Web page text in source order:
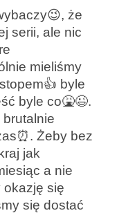
że
serii, ale nic
mieliśmy
byle
byle co🤮😉.
Żeby bez
jak
a nie
okazję się
się dostać